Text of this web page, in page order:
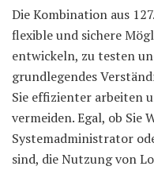
Die Kombination aus
flexible und sichere
entwickeln, zu testen
grundlegendes
Sie effizienter arbeiten
vermeiden. Egal, ob Sie
Systemadministrator
sind, die Nutzung von